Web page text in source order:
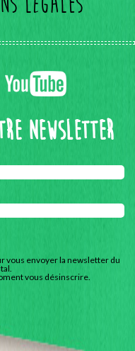
Newsletter
vous envoyer la newsletter du
vous désinscrire.